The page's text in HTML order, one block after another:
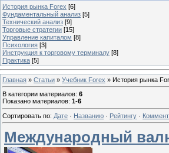
История рынка Forex [6]
Фундаментальный анализ [5]
Технический анализ [9]
Торговые стратегии [15]
Управление капиталом [8]
Психология [3]
Инструкция к торговому терминалу [8]
Практика [5]
Главная » Статьи » Учебник Forex » История рынка
В категории материалов: 6
Показано материалов: 1-6
Сортировать по: Дате · Названию · Рейтингу ·
Международный